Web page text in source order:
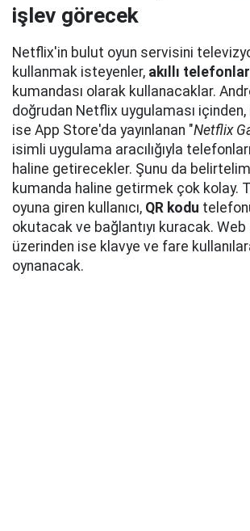
işlev görecek
Netflix'in bulut oyun servisini
kullanmak isteyenler, akıllı
kumandası olarak kullanacaklar.
doğrudan Netflix uygulaması içinden,
ise App Store'da yayınlanan "Netflix
isimli uygulama aracılığıyla
haline getirecekler. Şunu da
kumanda haline getirmek çok kolay.
oyuna giren kullanıcı, QR kodu
okutacak ve bağlantıyı kuracak.
üzerinden ise klavye ve fare
oynanacak.